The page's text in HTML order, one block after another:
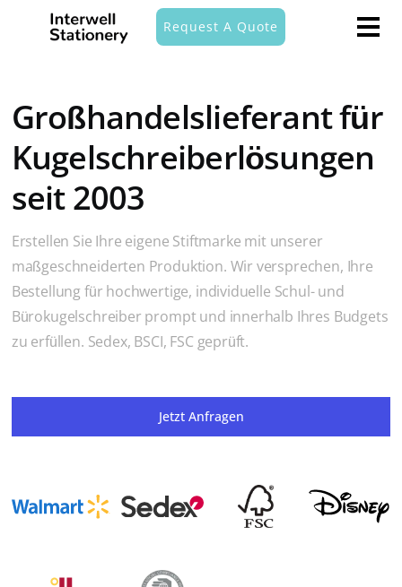
Request A Quote
Großhandelslieferant für
Kugelschreiberlösungen
seit 2003
Erstellen Sie Ihre eigene Stiftmarke mit unserer
maßgeschneiderten Produktion. Wir versprechen, Ihre
Bestellung für hochwertige, individuelle Schul- und
Bürokugelschreiber prompt und innerhalb Ihres Budgets
zu erfüllen. Sedex, BSCI, FSC geprüft.
Jetzt Anfragen